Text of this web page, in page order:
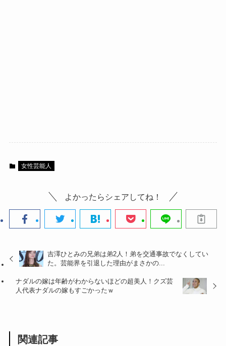
女性芸能人
よかったらシェアしてね！
吉澤ひとみの兄弟は弟2人！弟を交通事故でなくしてい
た。芸能界を引退した理由がまさかの...
ナダルの嫁は年齢がわからないほどの超美人！クズ芸
人代表ナダルの嫁もすごかったｗ
関連記事